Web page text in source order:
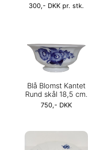
300,- DKK pr. stk.
Blå Blomst Kantet
Rund skål 18,5 cm.
750,- DKK